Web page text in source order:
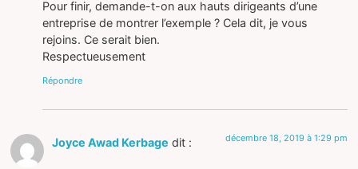
Pour finir, demande-t-on aux hauts dirigeants d’une
entreprise de montrer l’exemple ? Cela dit, je vous
rejoins. Ce serait bien.
Respectueusement
Répondre
Joyce Awad Kerbage dit : décembre 18, 2019 à 1:29 pm